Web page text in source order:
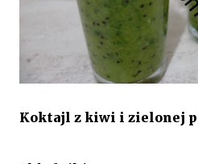
Koktajl z kiwi i zielonej